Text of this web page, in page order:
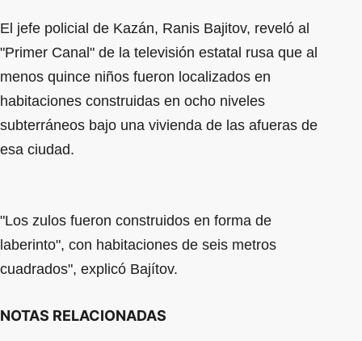
El jefe policial de Kazán, Ranis Bajitov, reveló al
"Primer Canal" de la televisión estatal rusa que al
menos quince niños fueron localizados en
habitaciones construidas en ocho niveles
subterráneos bajo una vivienda de las afueras de
esa ciudad.
"Los zulos fueron construidos en forma de
laberinto", con habitaciones de seis metros
cuadrados", explicó Bajítov.
NOTAS RELACIONADAS